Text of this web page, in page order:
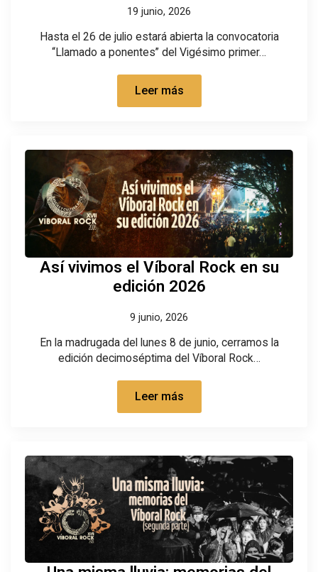
19 junio, 2026
Hasta el 26 de julio estará abierta la convocatoria
“Llamado a ponentes” del Vigésimo primer…
Leer más
Así vivimos el Víboral Rock en su
edición 2026
9 junio, 2026
En la madrugada del lunes 8 de junio, cerramos la
edición decimoséptima del Víboral Rock…
Leer más